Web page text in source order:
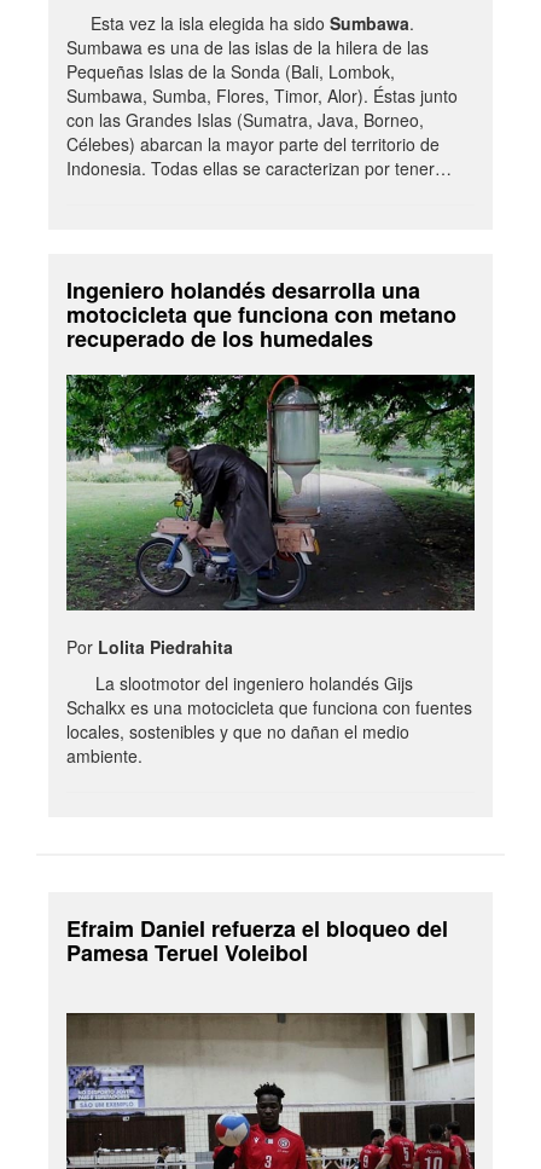
Esta vez la isla elegida ha sido Sumbawa.
Sumbawa es una de las islas de la hilera de las
Pequeñas Islas de la Sonda (Bali, Lombok,
Sumbawa, Sumba, Flores, Timor, Alor). Éstas junto
con las Grandes Islas (Sumatra, Java, Borneo,
Célebes) abarcan la mayor parte del territorio de
Indonesia. Todas ellas se caracterizan por tener…
Ingeniero holandés desarrolla una
motocicleta que funciona con metano
recuperado de los humedales
Por Lolita Piedrahita
La slootmotor del ingeniero holandés Gijs
Schalkx es una motocicleta que funciona con fuentes
locales, sostenibles y que no dañan el medio
ambiente.
Efraim Daniel refuerza el bloqueo del
Pamesa Teruel Voleibol